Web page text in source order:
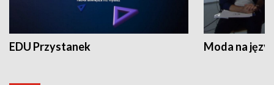
EDU Przystanek Moda na